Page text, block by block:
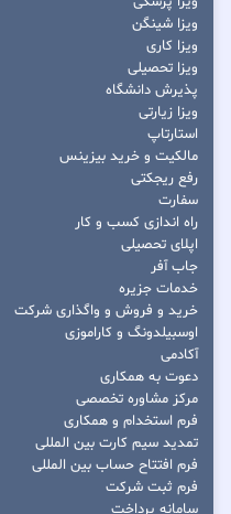
ویزا شینگن
ویزا کاری
ویزا تحصیلی
پذیرش دانشگاه
ویزا زیارتی
استارتاپ
مالکیت و خرید بیزینس
رفع ریجکتی
سفارت
راه اندازی کسب و کار
اپلای تحصیلی
جاب آفر
خدمات جزیره
خرید و فروش و واگذاری شرکت
اوسبیلدونگ و کاراموزی
آکادمی
دعوت به همکاری
مرکز مشاوره تخصصی
فرم استخدام و همکاری
تمدید سیم کارت بین المللی
فرم افتتاح حساب بین المللی
فرم ثبت شرکت
سامانه پرداخت